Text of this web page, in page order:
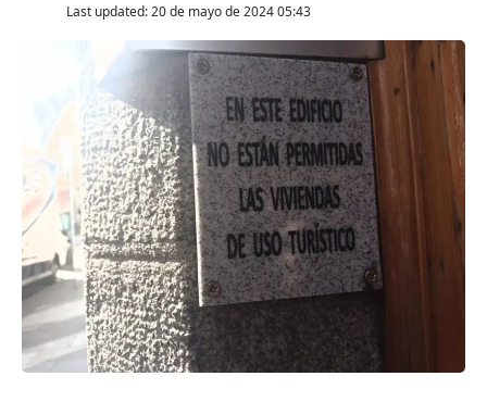
Last updated: 20 de mayo de 2024 05:43